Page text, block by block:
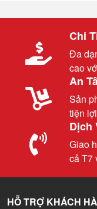
Chi
Đa
cao
An
Sản
tiện lợi
Dịch
Giao
cả T7
HỖ TRỢ KHÁCH